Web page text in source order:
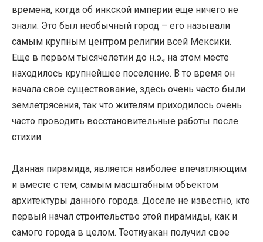
времена, когда об инкской империи еще ничего не
знали. Это был необычный город – его называли
самым крупным центром религии всей Мексики.
Еще в первом тысячелетии до н.э., на этом месте
находилось крупнейшее поселение. В то время он
начала свое существование, здесь очень часто были
землетрясения, так что жителям приходилось очень
часто проводить восстановительные работы после
стихии.
Данная пирамида, является наиболее впечатляющим
и вместе с тем, самым масштабным объектом
архитектуры данного города. Доселе не известно, кто
первый начал строительство этой пирамиды, как и
самого города в целом. Теотиуакан получил свое